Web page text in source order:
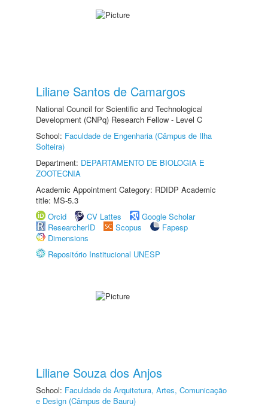
Liliane Santos de Camargos
National Council for Scientific and Technological
Development (CNPq) Research Fellow - Level C
School: Faculdade de Engenharia (Câmpus de Ilha
Solteira)
Department: DEPARTAMENTO DE BIOLOGIA E
ZOOTECNIA
Academic Appointment Category: RDIDP Academic
title: MS-5.3
Orcid
CV Lattes
Google Scholar
ResearcherID
Scopus
Fapesp
Dimensions
Repositório Institucional UNESP
Liliane Souza dos Anjos
School: Faculdade de Arquitetura, Artes, Comunicação
e Design (Câmpus de Bauru)